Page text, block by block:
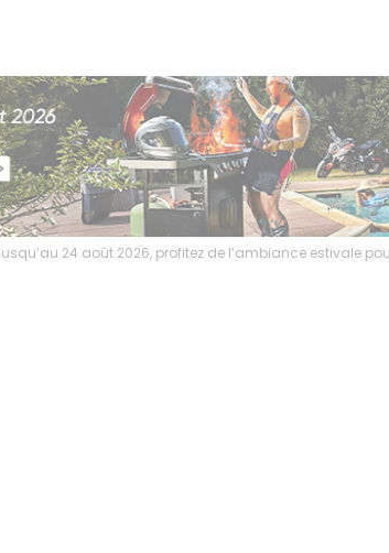
24 août 2026, profitez de l’ambiance estivale